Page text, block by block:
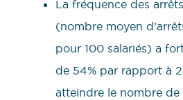
La fréquence des
(nombre moyen
pour 100 salariés) a
de 54% par rapport à
atteindre le nombre de